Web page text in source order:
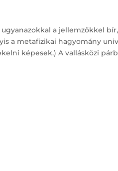
a jellemzőkkel
a metafizikai hagyomány
képesek.) A vallásközi